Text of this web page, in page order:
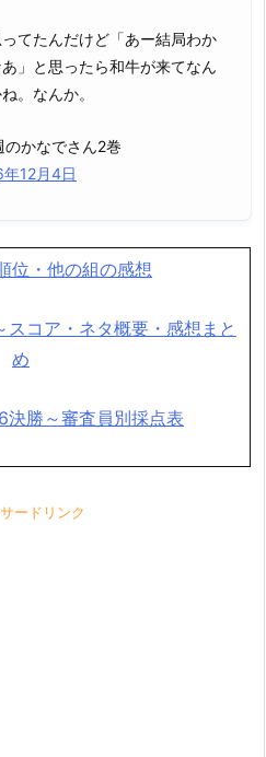
てたんだけど「あー結局わか
」と思ったら和牛が来てなん
。なんか。
かなでさん2巻
12月4日
位・他の組の感想
コア・ネタ概要・感想まと
め
決勝～審査員別採点表
ードリンク